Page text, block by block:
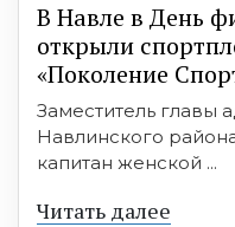
В Навле в День
открыли
«Поколение
Заместитель главы
Навлинского
капитан женской ...
Читать далее